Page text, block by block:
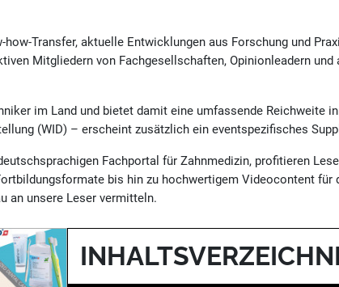
Transfer, aktuelle Entwicklungen aus Forschung und
Mitgliedern von Fachgesellschaften, Opinionleadern
im Land und bietet damit eine umfassende Reichweite
(WID) – erscheint zusätzlich ein eventspezifisches
Fachportal für Zahnmedizin, profitieren
bis hin zu hochwertigem Videocontent für
an unsere Leser vermitteln.